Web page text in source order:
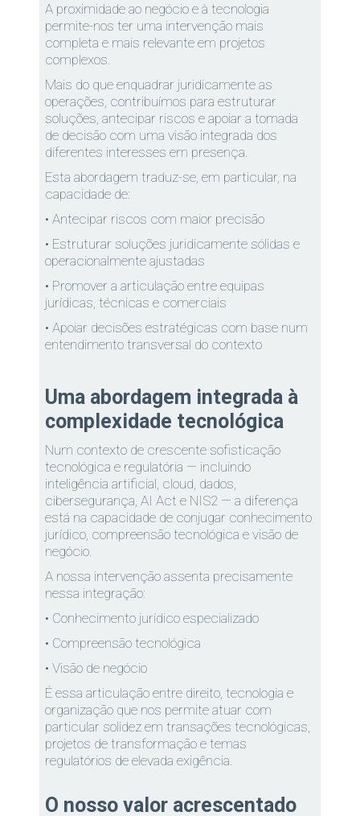
A proximidade ao negócio e à tecnologia
permite-nos ter uma intervenção mais
completa e mais relevante em projetos
complexos.
Mais do que enquadrar juridicamente as
operações, contribuímos para estruturar
soluções, antecipar riscos e apoiar a tomada
de decisão com uma visão integrada dos
diferentes interesses em presença.
Esta abordagem traduz-se, em particular, na
capacidade de:
• Antecipar riscos com maior precisão
• Estruturar soluções juridicamente sólidas e
operacionalmente ajustadas
• Promover a articulação entre equipas
jurídicas, técnicas e comerciais
• Apoiar decisões estratégicas com base num
entendimento transversal do contexto
Uma abordagem integrada à
complexidade tecnológica
Num contexto de crescente sofisticação
tecnológica e regulatória — incluindo
inteligência artificial, cloud, dados,
cibersegurança, AI Act e NIS2 — a diferença
está na capacidade de conjugar conhecimento
jurídico, compreensão tecnológica e visão de
negócio.
A nossa intervenção assenta precisamente
nessa integração:
• Conhecimento jurídico especializado
• Compreensão tecnológica
• Visão de negócio
É essa articulação entre direito, tecnologia e
organização que nos permite atuar com
particular solidez em transações tecnológicas,
projetos de transformação e temas
regulatórios de elevada exigência.
O nosso valor acrescentado